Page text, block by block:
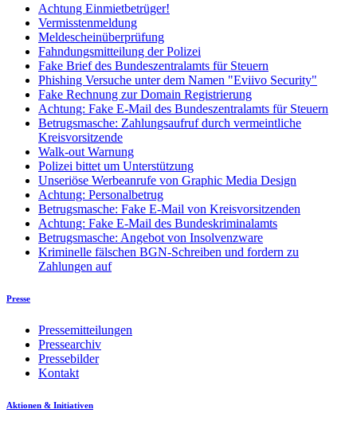
Achtung Einmietbetrüger!
Vermisstenmeldung
Meldescheinüberprüfung
Fahndungsmitteilung der Polizei
Fake Brief des Bundeszentralamts für Steuern
Phishing Versuche unter dem Namen "Eviivo Security"
Fake Rechnung zur Domain Registrierung
Achtung: Fake E-Mail des Bundeszentralamts für Steuern
Betrugsmasche: Zahlungsaufruf durch vermeintliche
Kreisvorsitzende
Walk-out Warnung
Polizei bittet um Unterstützung
Unseriöse Werbeanrufe von Graphic Media Design
Achtung: Personalbetrug
Betrugsmasche: Fake E-Mail von Kreisvorsitzenden
Achtung: Fake E-Mail des Bundeskriminalamts
Betrugsmasche: Angebot von Insolvenzware
Kriminelle fälschen BGN-Schreiben und fordern zu
Zahlungen auf
Presse
Pressemitteilungen
Pressearchiv
Pressebilder
Kontakt
Aktionen & Initiativen